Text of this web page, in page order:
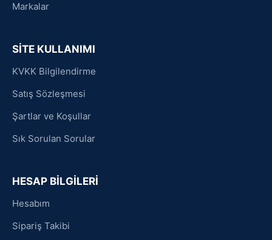
Markalar
SİTE KULLANIMI
KVKK Bilgilendirme
Satış Sözleşmesi
Şartlar ve Koşullar
Sık Sorulan Sorular
HESAP BİLGİLERİ
Hesabım
Sipariş Takibi